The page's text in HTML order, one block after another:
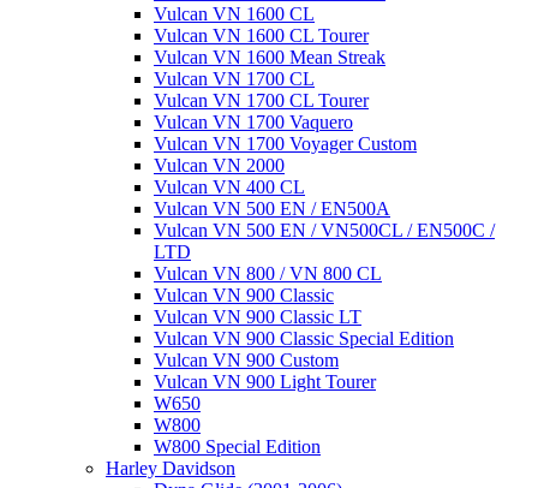
Vulcan VN 1600 CL
Vulcan VN 1600 CL Tourer
Vulcan VN 1600 Mean Streak
Vulcan VN 1700 CL
Vulcan VN 1700 CL Tourer
Vulcan VN 1700 Vaquero
Vulcan VN 1700 Voyager Custom
Vulcan VN 2000
Vulcan VN 400 CL
Vulcan VN 500 EN / EN500A
Vulcan VN 500 EN / VN500CL / EN500C /
LTD
Vulcan VN 800 / VN 800 CL
Vulcan VN 900 Classic
Vulcan VN 900 Classic LT
Vulcan VN 900 Classic Special Edition
Vulcan VN 900 Custom
Vulcan VN 900 Light Tourer
W650
W800
W800 Special Edition
Harley Davidson